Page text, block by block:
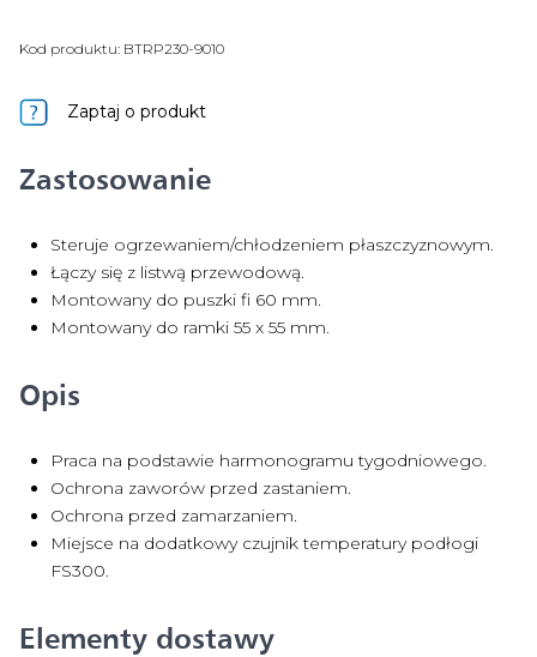
Kod produktu: BTRP230-9010
Zaptaj o produkt
Zastosowanie
Steruje ogrzewaniem/chłodzeniem płaszczyznowym.
Łączy się z listwą przewodową.
Montowany do puszki fi 60 mm.
Montowany do ramki 55 x 55 mm.
Opis
Praca na podstawie harmonogramu tygodniowego.
Ochrona zaworów przed zastaniem.
Ochrona przed zamarzaniem.
Miejsce na dodatkowy czujnik temperatury podłogi
FS300.
Elementy dostawy